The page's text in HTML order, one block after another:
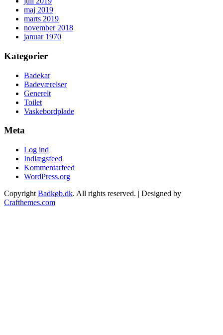
maj 2019
marts 2019
november 2018
januar 1970
Kategorier
Badekar
Badeværelser
Generelt
Toilet
Vaskebordplade
Meta
Log ind
Indlægsfeed
Kommentarfeed
WordPress.org
Copyright Badkøb.dk. All rights reserved. | Designed by
Crafthemes.com